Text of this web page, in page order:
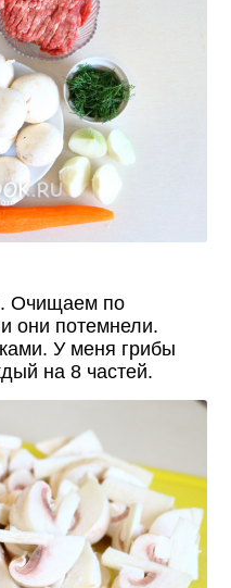
Очищаем по
они потемнели.
У меня грибы
на 8 частей.